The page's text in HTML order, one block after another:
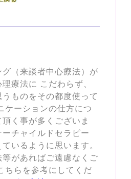
（来談者中心療法）が
療法に こだわらず、
ものをその都度使って
ケーションの仕方につ
く事が多くございま
チャイルドセラピー
いるように思います。
があればご遠慮なくご
ちらを参考にしてくだ